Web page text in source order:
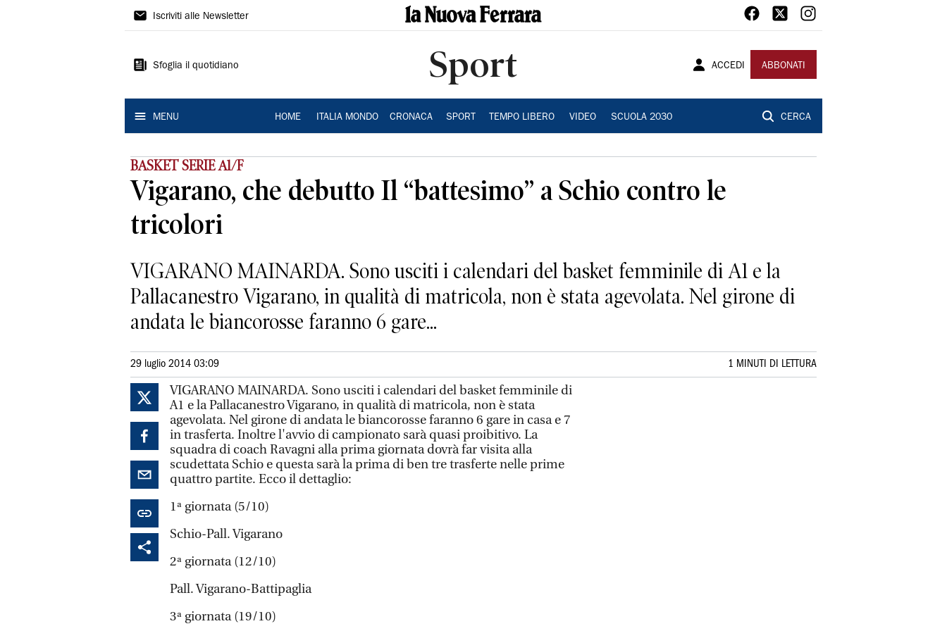
La
Ferrara
Iscriviti alle Newsletter
Sfoglia il quotidiano Sport ACCEDI ABBONATI
MENU HOME ITALIA MONDO CRONACA SPORT TEMPO LIBERO VIDEO SCUOLA 2030 CERCA
BASKET SERIE A1/F
Vigarano, che debutto Il “battesimo” a Schio contro le
tricolori
VIGARANO MAINARDA. Sono usciti i calendari del basket femminile di A1 e la
Pallacanestro Vigarano, in qualità di matricola, non è stata agevolata. Nel girone di
andata le biancorosse faranno 6 gare...
29 luglio 2014 03:09 1 MINUTI DI LETTURA
VIGARANO MAINARDA. Sono usciti i calendari del basket femminile di
A1 e la Pallacanestro Vigarano, in qualità di matricola, non è stata
agevolata. Nel girone di andata le biancorosse faranno 6 gare in casa e 7
in trasferta. Inoltre l'avvio di campionato sarà quasi proibitivo. La
squadra di coach Ravagni alla prima giornata dovrà far visita alla
scudettata Schio e questa sarà la prima di ben tre trasferte nelle prime
quattro partite. Ecco il dettaglio:
1ª giornata (5/10)
Schio-Pall. Vigarano
2ª giornata (12/10)
Pall. Vigarano-Battipaglia
3ª giornata (19/10)